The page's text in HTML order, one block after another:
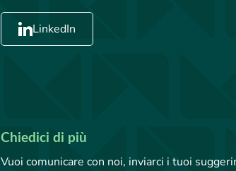
LinkedIn
Chiedici di più
Vuoi comunicare con noi, inviarci i tuoi